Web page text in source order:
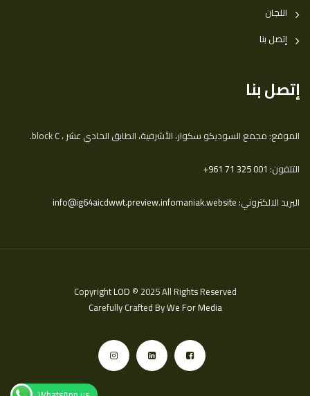
اللجان
إتصل بنا
إتصل بنا
الموقع: مجمع السوديكو سكوار، الأشرفية، الطابق الحادي عشر ، block C.
التلفون: ‎+961 71 325 001
البريد الالكتروني:info@ig64aicdwwt.preview.infomaniak.website
CopyrightLOD © 2025 All Rights Reserved
Carefully Crafted ByWe For Media